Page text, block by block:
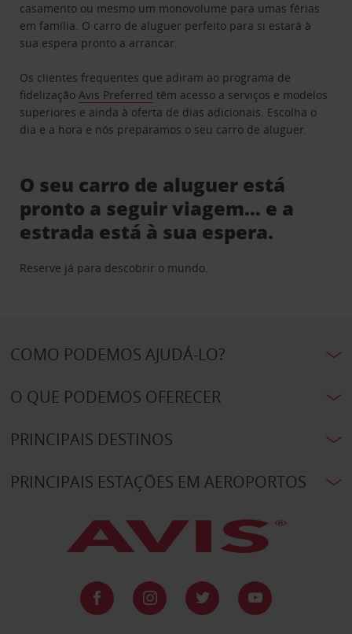
casamento ou mesmo um monovolume para umas férias
em família. O carro de aluguer perfeito para si estará à
sua espera pronto a arrancar.
Os clientes frequentes que adiram ao programa de
fidelizaçãoAvis Preferred têm acesso a serviços e modelos
superiores e ainda à oferta de dias adicionais. Escolha o
dia e a hora e nós preparamos o seu carro de aluguer.
O seu carro de aluguer está
pronto a seguir viagem… e a
estrada está à sua espera.
Reserve já para descobrir o mundo.
COMO PODEMOS AJUDÁ-LO?
O QUE PODEMOS OFERECER
PRINCIPAIS DESTINOS
PRINCIPAIS ESTAÇÕES EM AEROPORTOS